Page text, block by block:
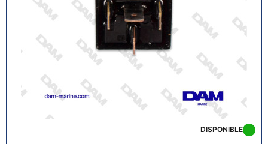
DISPONIBLE